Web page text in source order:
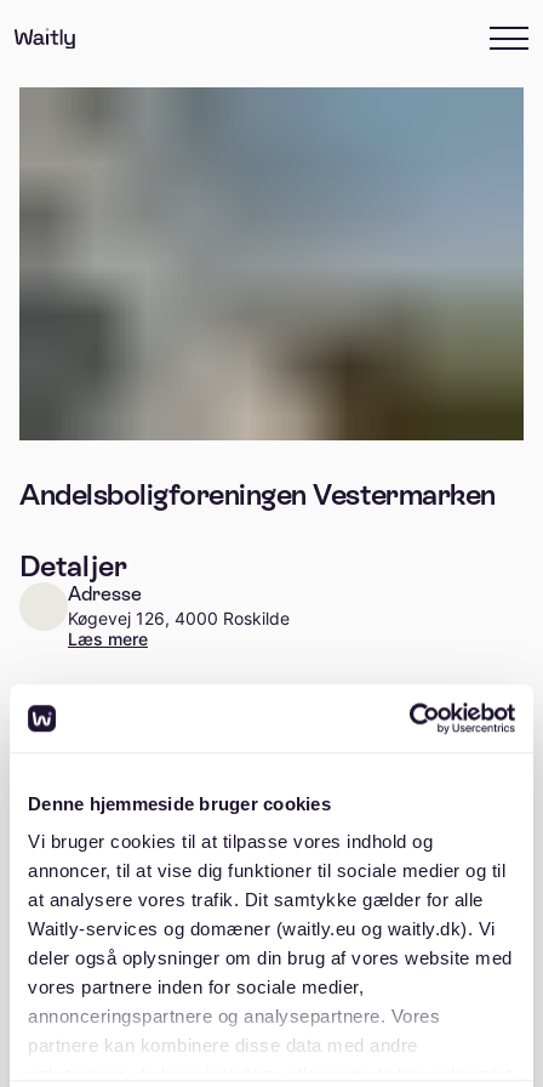
Denne hjemmeside bruger cookies
Vi bruger cookies til at tilpasse vores indhold og
annoncer, til at vise dig funktioner til sociale medier og til
at analysere vores trafik. Dit samtykke gælder for alle
Waitly-services og domæner (waitly.eu og waitly.dk). Vi
deler også oplysninger om din brug af vores website med
vores partnere inden for sociale medier,
annonceringspartnere og analysepartnere. Vores
partnere kan kombinere disse data med andre
Andelsboligforeningen Vestermarken
Detaljer
Adresse
Køgevej 126, 4000 Roskilde
Læs mere
1980
Beskrivelse